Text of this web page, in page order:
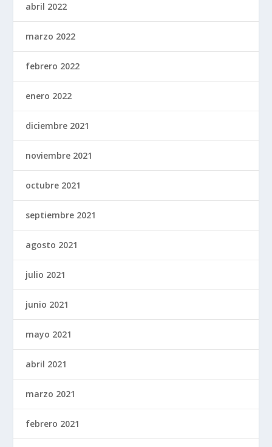
abril 2022
marzo 2022
febrero 2022
enero 2022
diciembre 2021
noviembre 2021
octubre 2021
septiembre 2021
agosto 2021
julio 2021
junio 2021
mayo 2021
abril 2021
marzo 2021
febrero 2021